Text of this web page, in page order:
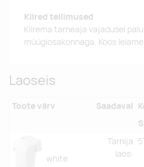
Kiired tellimused
Kiirema tarneaja vajadusel
müügiosakonnaga. Koos
Laoseis
Toote värv Saadaval
S
white
Tarnija
laos: